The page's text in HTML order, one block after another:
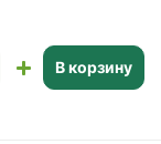
В корзину